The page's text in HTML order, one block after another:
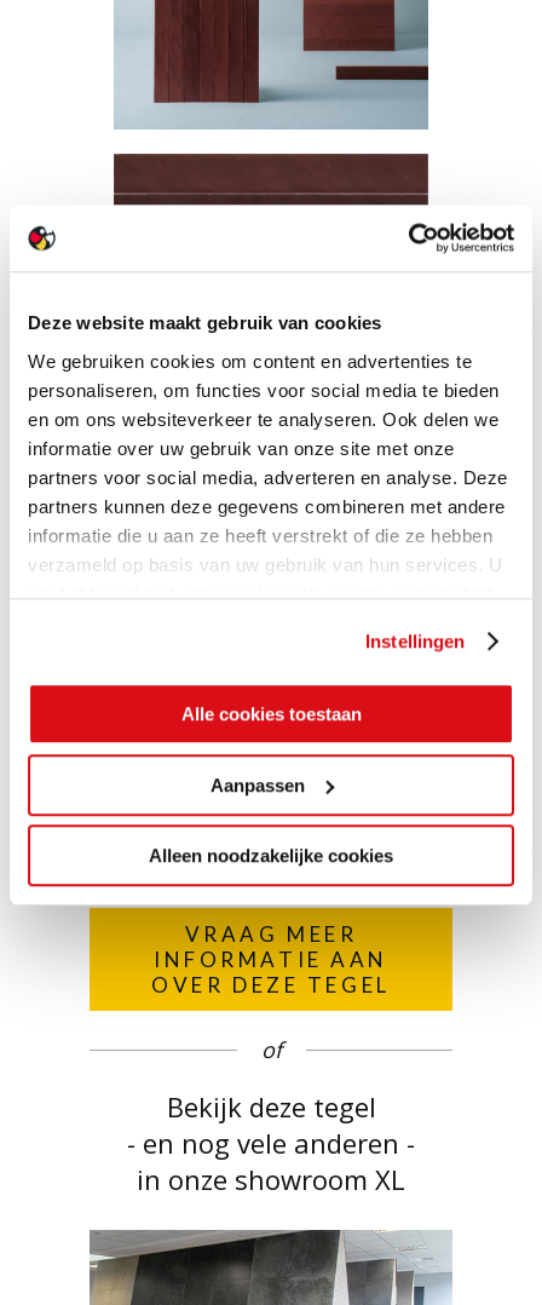
Deze website maakt gebruik van cookies
We gebruiken cookies om content en advertenties te
personaliseren, om functies voor social media te bieden
en om ons websiteverkeer te analyseren. Ook delen we
informatie over uw gebruik van onze site met onze
partners voor social media, adverteren en analyse. Deze
partners kunnen deze gegevens combineren met andere
informatie die u aan ze heeft verstrekt of die ze hebben
verzameld op basis van uw gebruik van hun services. U
gaat akkoord met onze cookies als u onze website blijft
Instellingen
Alle cookies toestaan
Aanpassen
Alleen noodzakelijke cookies
VRAAG MEER
INFORMATIE AAN
OVER DEZE TEGEL
of
Bekijk deze tegel
- en nog vele anderen -
in onze showroom XL